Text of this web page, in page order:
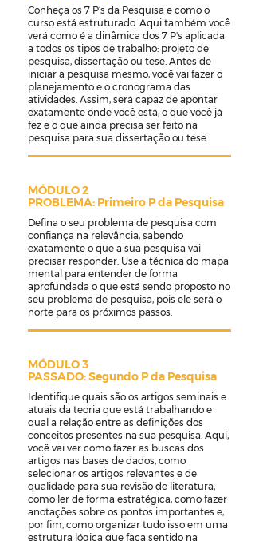
Conheça os 7 P’s da Pesquisa e como o
curso está estruturado. Aqui também você
verá como é a dinâmica dos 7 P's aplicada
a todos os tipos de trabalho: projeto de
pesquisa, dissertação ou tese. Antes de
iniciar a pesquisa mesmo, você vai fazer o
planejamento e o cronograma das
atividades. Assim, será capaz de apontar
exatamente onde você está, o que você já
fez e o que ainda precisa ser feito na
pesquisa para sua dissertação ou tese.
MÓDULO 2
PROBLEMA: Primeiro P da Pesquisa
Defina o seu problema de pesquisa com
confiança na relevância, sabendo
exatamente o que a sua pesquisa vai
precisar responder. Use a técnica do mapa
mental para entender de forma
aprofundada o que está sendo proposto no
seu problema de pesquisa, pois ele será o
norte para os próximos passos.
MÓDULO 3
PASSADO: Segundo P da Pesquisa
Identifique quais são os artigos seminais e
atuais da teoria que está trabalhando e
qual a relação entre as definições dos
conceitos presentes na sua pesquisa. Aqui,
você vai ver como fazer as buscas dos
artigos nas bases de dados, como
selecionar os artigos relevantes e de
qualidade para sua revisão de literatura,
como ler de forma estratégica, como fazer
anotações sobre os pontos importantes e,
por fim, como organizar tudo isso em uma
estrutura lógica que faça sentido na